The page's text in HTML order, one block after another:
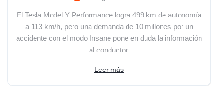
El Tesla Model Y Performance logra 499 km de autonomía
a 113 km/h, pero una demanda de 10 millones por un
accidente con el modo Insane pone en duda la información
al conductor.
Leer más